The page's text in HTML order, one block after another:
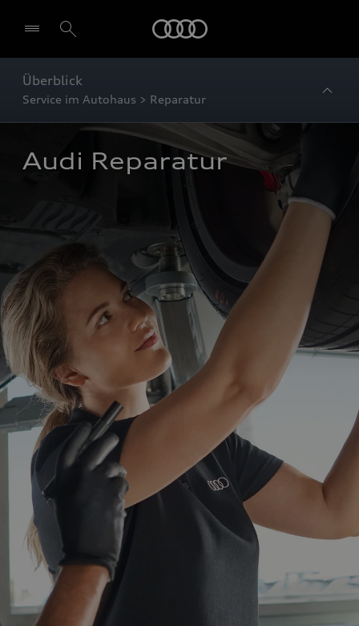
Überblick
Service im Autohaus > Reparatur
Audi Reparatur